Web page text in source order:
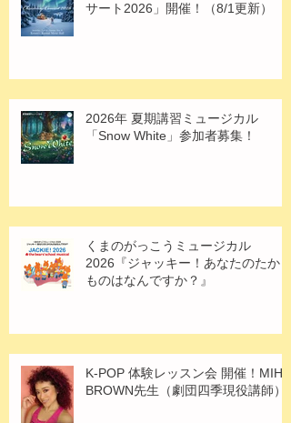
サート2026」開催！（8/1更新）
2026年 夏期講習ミュージカル
「Snow White」参加者募集！
くまのがっこうミュージカル
2026『ジャッキー！あなたのたから
ものはなんですか？』
K-POP 体験レッスン会 開催！MIHO
BROWN先生（劇団四季現役講師）